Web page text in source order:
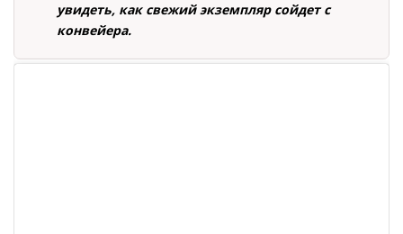
увидеть, как свежий экземпляр сойдет с
конвейера.